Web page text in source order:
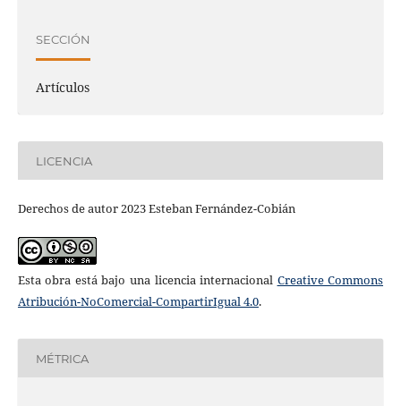
SECCIÓN
Artículos
LICENCIA
Derechos de autor 2023 Esteban Fernández-Cobián
Esta obra está bajo una licencia internacional Creative Commons
Atribución-NoComercial-CompartirIgual 4.0.
MÉTRICA